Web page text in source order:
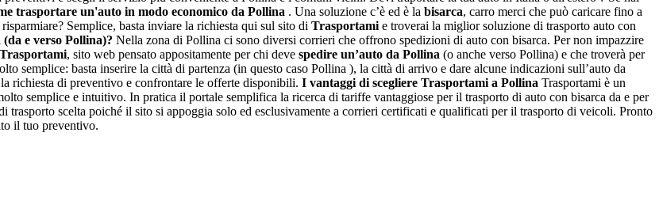
trasportare un'auto in modo economico da Pollina . Una soluzione c’è ed è la bisarca, carro merci che può caricare fino a
Semplice, basta inviare la richiesta qui sul sito di Trasportami e troverai la miglior soluzione di trasporto auto con
e verso Pollina)? Nella zona di Pollina ci sono diversi corrieri che offrono spedizioni di auto con bisarca. Per non impazzire
Trasportami, sito web pensato appositamente per chi deve spedire un’auto da Pollina (o anche verso Pollina) e che troverà per
semplice: basta inserire la città di partenza (in questo caso Pollina ), la città di arrivo e dare alcune indicazioni sull’auto da
richiesta di preventivo e confrontare le offerte disponibili. I vantaggi di scegliere Trasportami a Pollina Trasportami è un
semplice e intuitivo. In pratica il portale semplifica la ricerca di tariffe vantaggiose per il trasporto di auto con bisarca da e per
scelta poiché il sito si appoggia solo ed esclusivamente a corrieri certificati e qualificati per il trasporto di veicoli. Pronto
il tuo preventivo.